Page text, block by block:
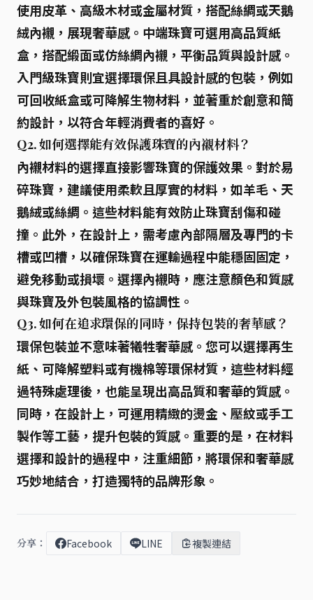
使用皮革、高級木材或金屬材質，搭配絲綢或天鵝
絨內襯，展現奢華感。中端珠寶可選用高品質紙
盒，搭配緞面或仿絲綢內襯，平衡品質與設計感。
入門級珠寶則宜選擇環保且具設計感的包裝，例如
可回收紙盒或可降解生物材料，並著重於創意和簡
約設計，以符合年輕消費者的喜好。
Q2. 如何選擇能有效保護珠寶的內襯材料？
內襯材料的選擇直接影響珠寶的保護效果。對於易
碎珠寶，建議使用柔軟且厚實的材料，如羊毛、天
鵝絨或絲綢。這些材料能有效防止珠寶刮傷和碰
撞。此外，在設計上，需考慮內部隔層及專門的卡
槽或凹槽，以確保珠寶在運輸過程中能穩固固定，
避免移動或損壞。選擇內襯時，應注意顏色和質感
與珠寶及外包裝風格的協調性。
Q3. 如何在追求環保的同時，保持包裝的奢華感？
環保包裝並不意味著犧牲奢華感。您可以選擇再生
紙、可降解塑料或有機棉等環保材質，這些材料經
過特殊處理後，也能呈現出高品質和奢華的質感。
同時，在設計上，可運用精緻的燙金、壓紋或手工
製作等工藝，提升包裝的質感。重要的是，在材料
選擇和設計的過程中，注重細節，將環保和奢華感
巧妙地結合，打造獨特的品牌形象。
分享： Facebook LINE 複製連結